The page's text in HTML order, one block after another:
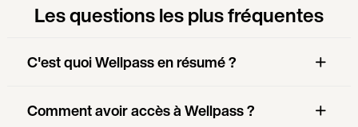
Les questions les plus fréquentes
C'est quoi Wellpass en résumé ?
Comment avoir accès à Wellpass ?